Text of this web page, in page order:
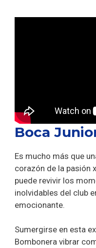
Boca
Es mucho más que
corazón de la pasión
puede revivir los
inolvidables del club
emocionante.
Sumergirse en esta
Bombonera vibrar